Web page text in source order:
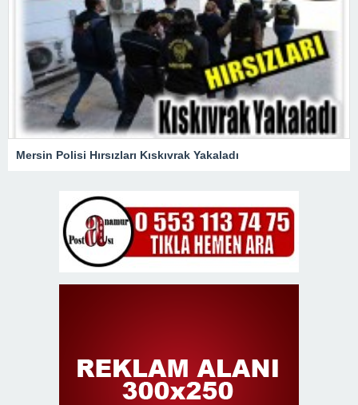
Mersin Polisi Hırsızları Kıskıvrak Yakaladı